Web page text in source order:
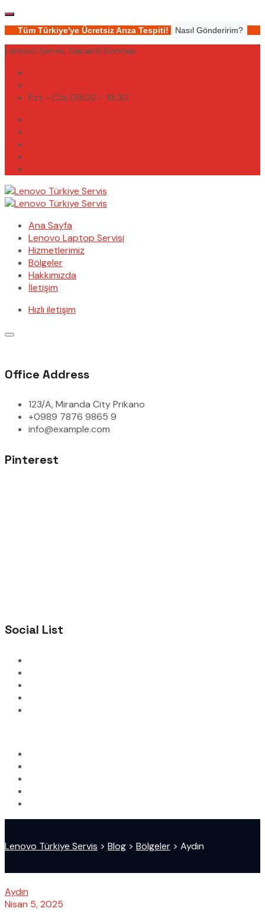
Tüm Türkiye'ye Ücretsiz Arıza Tespiti! Nasıl Gönderirim?
Lenovo Servis, Garanti Sonrası
Pzt - Cts 09.00 - 19.30
Ana Sayfa
Lenovo Laptop Servisi
Hizmetlerimiz
Bölgeler
Hakkımızda
İletişim
Hızlı iletişim
Office Address
123/A, Miranda City Prikano
+0989 7876 9865 9
info@example.com
Pinterest
Social List
Lenovo Türkiye Servis > Blog > Bölgeler > Aydın
Aydın
Nisan 5, 2025